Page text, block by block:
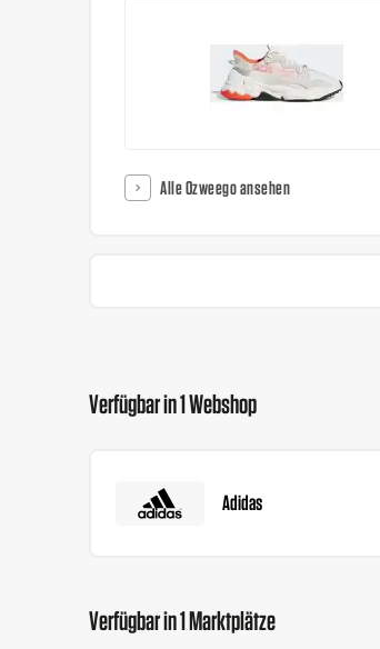
Alle Ozweego ansehen
Verfügbar in 1 Webshop
Adidas
Verfügbar in 1 Marktplätze